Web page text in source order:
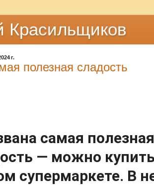
Красильщиков
г.
полезная сладость
самая полезная
— можно
супермаркете. В